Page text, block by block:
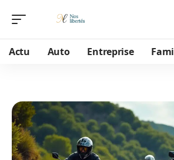
Actu Auto Entreprise